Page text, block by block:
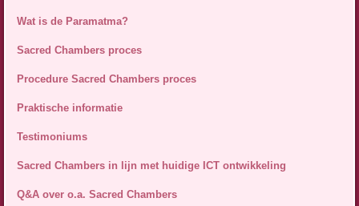
Wat is de Paramatma?
Sacred Chambers proces
Procedure Sacred Chambers proces
Praktische informatie
Testimoniums
Sacred Chambers in lijn met huidige ICT ontwikkeling
Q&A over o.a. Sacred Chambers